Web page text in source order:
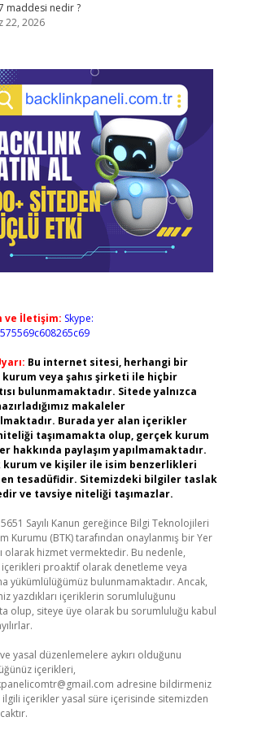
maddesi nedir ?
22, 2026
ve İletişim: Skype:
Bu internet sitesi, herhangi bir
kurum veya şahıs şirketi ile hiçbir
bulunmamaktadır. Sitede yalnızca
makaleler
Burada yer alan içerikler
taşımamakta olup, gerçek kurum
hakkında paylaşım yapılmamaktadır.
kurum ve kişiler ile isim benzerlikleri
tesadüfidir. Sitemizdeki bilgiler taslak
ve tavsiye niteliği taşımazlar.
Sayılı Kanun gereğince Bilgi Teknolojileri
Kurumu (BTK) tarafından onaylanmış bir Yer
olarak hizmet vermektedir. Bu nedenle,
proaktif olarak denetleme veya
yükümlülüğümüz bulunmamaktadır. Ancak,
yazdıkları içeriklerin sorumluluğunu
olup, siteye üye olarak bu sorumluluğu kabul
yasal düzenlemelere aykırı olduğunu
içerikleri,
adresine bildirmeniz
ilgili içerikler yasal süre içerisinde sitemizden